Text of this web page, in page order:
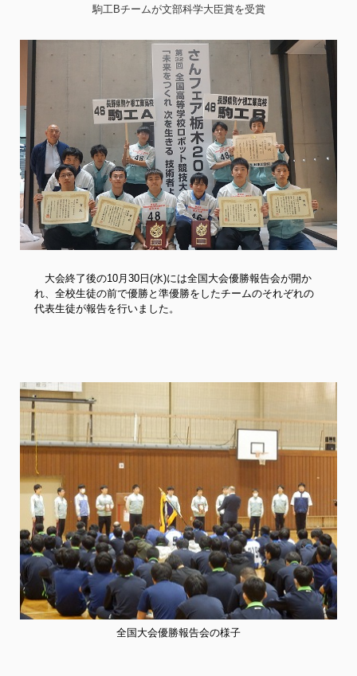
駒工Bチームが文部科学大臣賞を受賞
大会終了後の10月30日(水)には全国大会優勝報告会が開か
れ、全校生徒の前で優勝と準優勝をしたチームのそれぞれの
代表生徒が報告を行いました。
全国大会優勝報告会の様子